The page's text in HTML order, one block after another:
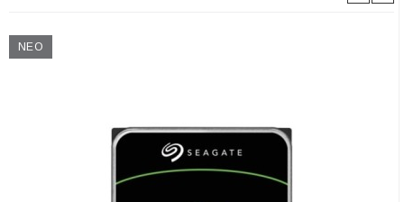
ΝΈΟ